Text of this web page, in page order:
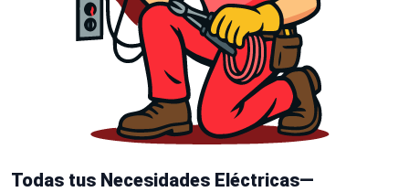
Todas tus Necesidades Eléctricas—